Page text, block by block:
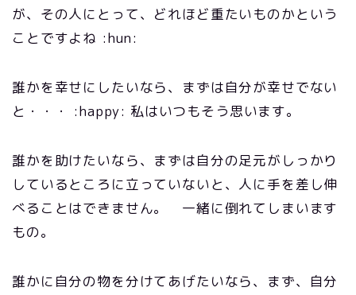
が、その人にとって、どれほど重たいものかという
ことですよね :hun:
誰かを幸せにしたいなら、まずは自分が幸せでない
と・・・ :happy: 私はいつもそう思います。
誰かを助けたいなら、まずは自分の足元がしっかり
しているところに立っていないと、人に手を差し伸
べることはできません。 一緒に倒れてしまいます
もの。
誰かに自分の物を分けてあげたいなら、まず、自分